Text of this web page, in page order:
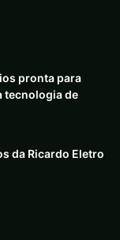
pronta para
tecnologia de
da Ricardo Eletro